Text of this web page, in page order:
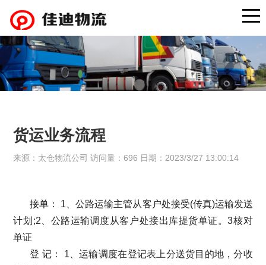
货运业务流程
来源：太仓物流公司 访问量：696 日期：2023/3/27 13:00:14
接单： 1、公路运输主管从客户处接受(传真)运输发送
计划;2、公路运输调度从客户处接出库提货单证。3核对
单证
登 记： 1、运输调度在登记表上分送货目的地，分收